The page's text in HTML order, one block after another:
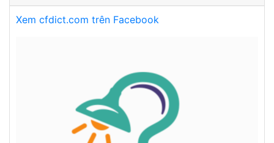
Xem cfdict.com trên Facebook